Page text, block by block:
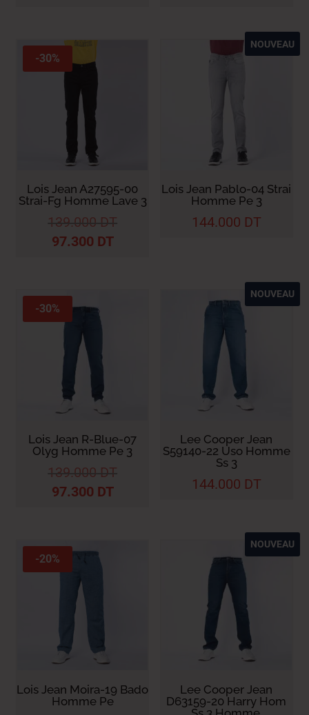
-30%
Lois Jean A27595-00
Strai-Fg Homme Lave 3
139.000 DT
97.300 DT
NOUVEAU
Lois Jean Pablo-04 Strai
Homme Pe 3
144.000 DT
-30%
Lois Jean R-Blue-07
Olyg Homme Pe 3
139.000 DT
97.300 DT
NOUVEAU
Lee Cooper Jean
S59140-22 Uso Homme
Ss 3
144.000 DT
-20%
Lois Jean Moira-19 Bado
Homme Pe
NOUVEAU
Lee Cooper Jean
D63159-20 Harry Hom